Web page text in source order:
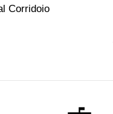
Corridoio